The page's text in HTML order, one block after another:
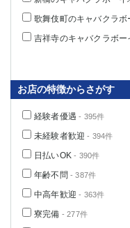
歌舞伎町のキャバクラ
吉祥寺のキャバクラボ
お店の特徴からさがす
経験者優遇 - 395件
未経験者歓迎 - 394件
日払いOK - 390件
年齢不問 - 387件
中高年歓迎 - 363件
寮完備 - 277件